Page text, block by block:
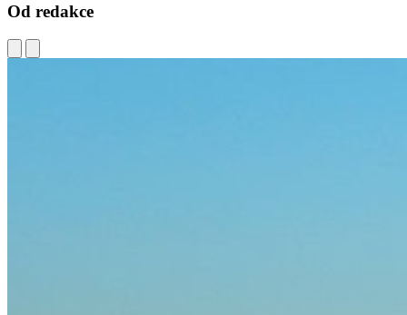
Od redakce